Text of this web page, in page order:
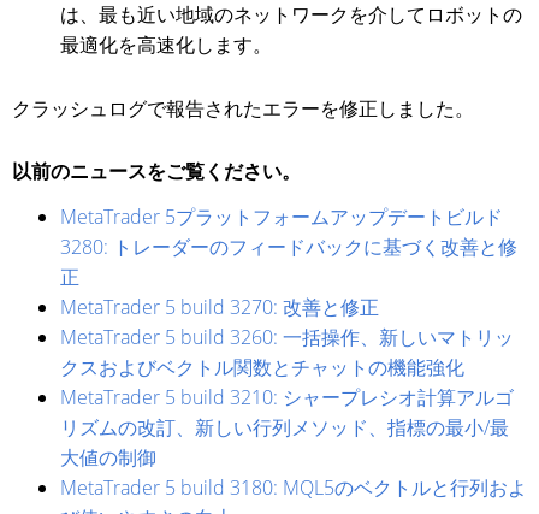
は、最も近い地域のネットワークを介してロボットの
最適化を高速化します。
クラッシュログで報告されたエラーを修正しました。
以前のニュースをご覧ください。
MetaTrader 5プラットフォームアップデートビルド
3280: トレーダーのフィードバックに基づく改善と修
正
MetaTrader 5 build 3270: 改善と修正
MetaTrader 5 build 3260: 一括操作、新しいマトリッ
クスおよびベクトル関数とチャットの機能強化
MetaTrader 5 build 3210: シャープレシオ計算アルゴ
リズムの改訂、新しい行列メソッド、指標の最小/最
大値の制御
MetaTrader 5 build 3180: MQL5のベクトルと行列およ